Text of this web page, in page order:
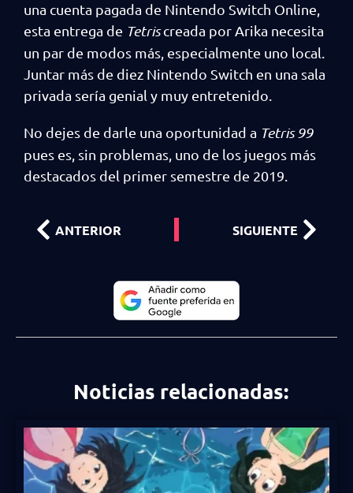
una cuenta pagada de Nintendo Switch Online,
esta entrega de Tetriscreada por Arika necesita
un par de modos más, especialmente uno local.
Juntar más de diez Nintendo Switch en una sala
privada sería genial y muy entretenido.
No dejes de darle una oportunidad a Tetris 99
pues es, sin problemas, uno de los juegos más
destacados del primer semestre de 2019.
ANTERIOR SIGUIENTE
Noticias relacionadas: